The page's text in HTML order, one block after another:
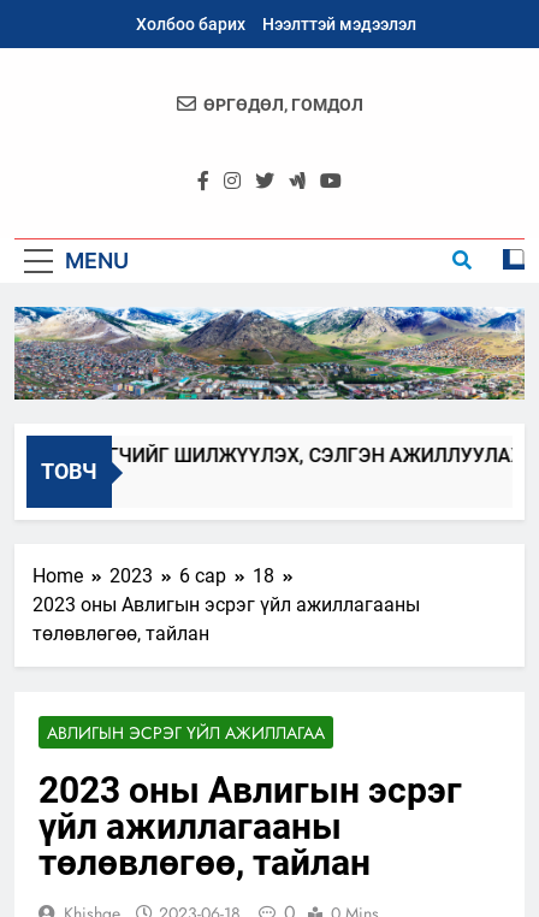
Холбоо барих Нээлттэй мэдээлэл
Архангай
ӨРГӨДӨЛ, ГОМДОЛ
MENU
ТОВЧ
ХААГЧИЙГ ШИЛЖҮҮЛЭХ, СЭЛГЭН АЖИЛЛУУЛАХ ЗАР
Home 2023 6 сар
18
2023 оны Авлигын эсрэг үйл ажиллагааны
төлөвлөгөө, тайлан
АВЛИГЫН ЭСРЭГ ҮЙЛ АЖИЛЛАГАА
2023 оны Авлигын эсрэг
үйл ажиллагааны
төлөвлөгөө, тайлан